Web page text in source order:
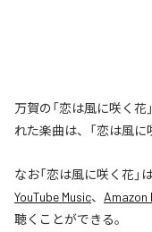
万賀の「恋は風に咲く
れた楽曲は、「恋は風に
なお「恋は風に咲く花」
YouTube Music、 Amazon
聴くことができる。